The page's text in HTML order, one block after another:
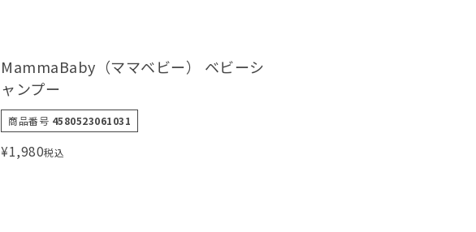
MammaBaby（ママベビー） ベビーシ
ャンプー
商品番号 4580523061031
¥1,980税込